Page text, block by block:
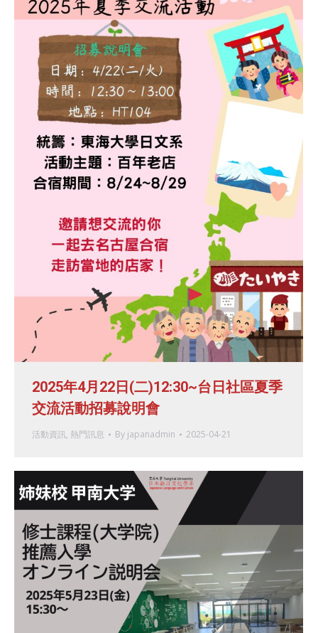
2025年4月22日(二)12:30~台日社區夏季
交流活動招募說明會
活動資訊, 熱門訊息 By japanadmin 2025-04-21